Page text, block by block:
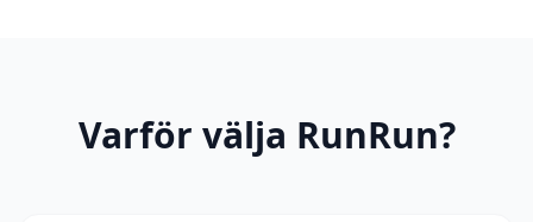
Varför välja RunRun?